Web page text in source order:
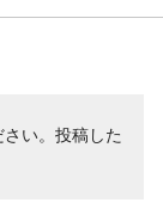
い。投稿した